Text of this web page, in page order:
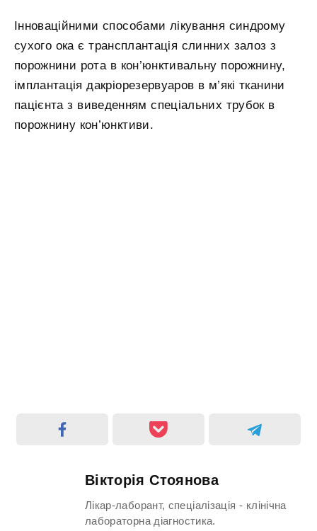
Інноваційними способами лікування синдрому
сухого ока є трансплантація слинних залоз з
порожнини рота в кон’юнктивальну порожнину,
імплантація дакріорезервуаров в м’які тканини
пацієнта з виведенням спеціальних трубок в
порожнину кон’юнктиви.
Вікторія Стоянова
Лікар-лаборант, спеціалізація - клінічна
лабораторна діагностика.